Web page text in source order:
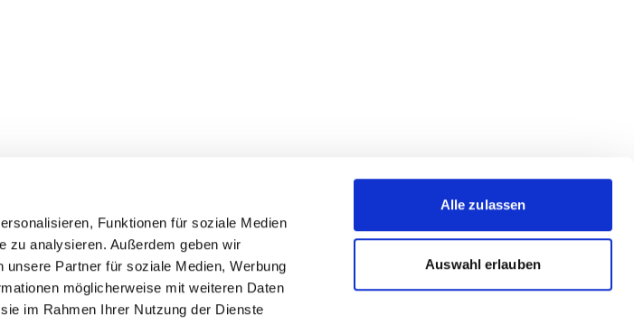
Funktionen für soziale Medien
zu analysieren. Außerdem geben wir
Partner für soziale Medien, Werbung
möglicherweise mit weiteren Daten
im Rahmen Ihrer Nutzung der Dienste
Alle zulassen
Auswahl erlauben